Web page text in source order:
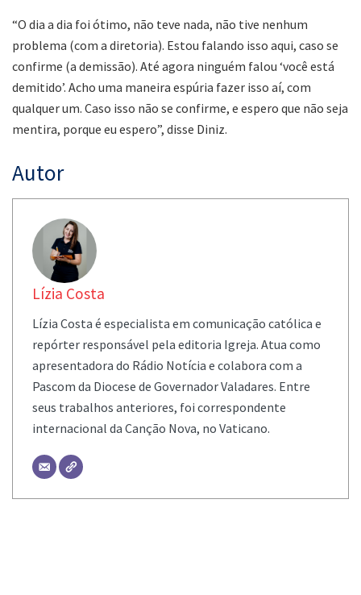
“O dia a dia foi ótimo, não teve nada, não tive nenhum
problema (com a diretoria). Estou falando isso aqui, caso se
confirme (a demissão). Até agora ninguém falou ‘você está
demitido’. Acho uma maneira espúria fazer isso aí, com
qualquer um. Caso isso não se confirme, e espero que não seja
mentira, porque eu espero”, disse Diniz.
Autor
Lízia Costa
Lízia Costa é especialista em comunicação católica e
repórter responsável pela editoria Igreja. Atua como
apresentadora do Rádio Notícia e colabora com a
Pascom da Diocese de Governador Valadares. Entre
seus trabalhos anteriores, foi correspondente
internacional da Canção Nova, no Vaticano.